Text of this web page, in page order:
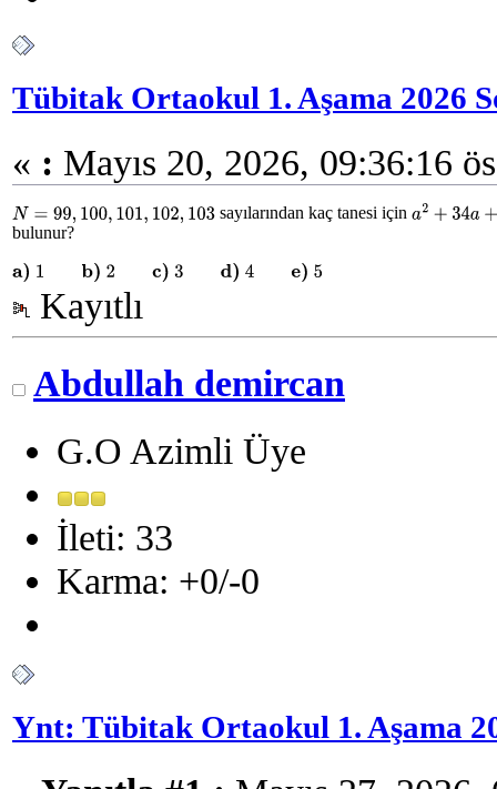
Tübitak Ortaokul 1. Aşama 2026
« : Mayıs 20, 2026, 09:36:16
N=99 ,100,101 ,102, 103 sayılarından kaç tanesi için a2+34a+N=
bulunur?
a) 1b) 3d) 4
Kayıtlı
Abdullah demircan
G.O Azimli Üye
İleti: 33
Karma: +0/-0
Ynt: Tübitak Ortaokul 1. Aşama